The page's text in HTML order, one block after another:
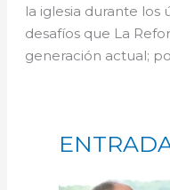
la iglesia durante los
desafíos que La
generación actual;